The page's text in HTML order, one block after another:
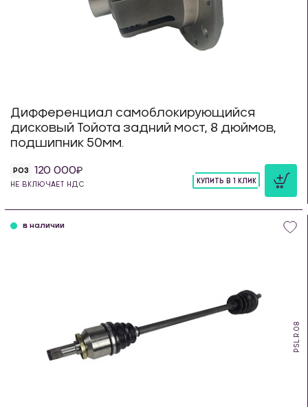
Дифференциал самоблокирующийся
дисковый Тойота задний мост, 8 дюймов,
подшипник 50мм.
РОЗ 120 000
НЕ ВКЛЮЧАЕТ НДС
КУПИТЬ В 1 КЛИК
PSL.R.08
в наличии